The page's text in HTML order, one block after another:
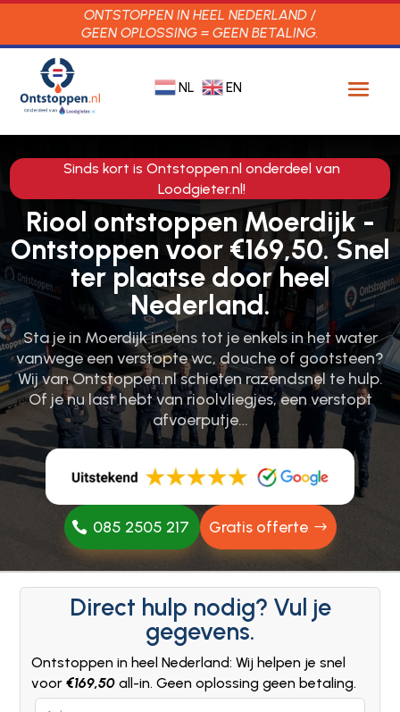
ONTSTOPPEN IN HEEL NEDERLAND /
GEEN OPLOSSING = GEEN BETALING.
NL EN
Sinds kort is Ontstoppen.nl onderdeel van
Loodgieter.nl!
Riool ontstoppen Moerdijk -
Ontstoppen voor €169,50. Snel
ter plaatse door heel
Nederland.
Sta je in Moerdijk ineens tot je enkels in het water
vanwege een verstopte wc, douche of gootsteen?
Wij van Ontstoppen.​nl schieten razendsnel te hulp.​
Of je nu last hebt van rioolvliegjes, een verstopt
afvoerputje…
085 2505 217 Gratis offerte
Direct hulp nodig? Vul je
gegevens.
Ontstoppen in heel Nederland: Wij helpen je snel
voor€169,50 all-in. Geen oplossing geen betaling.
Leave